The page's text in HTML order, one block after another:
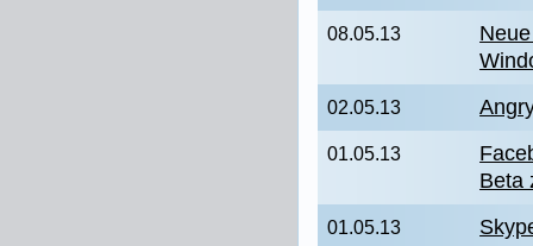
08.05.13
02.05.13
01.05.13
Beta
01.05.13